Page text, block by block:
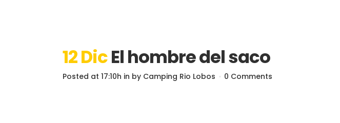
12 DicEl hombre del saco
Posted at 17:10h in by Camping Rio Lobos 0 Comments